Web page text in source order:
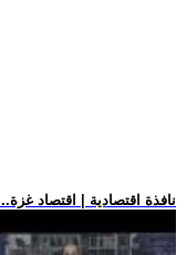
.. نافذة اقتصادية | اقتصاد غزة.. 300 يوم على اتفاق وقف إطلاق ال